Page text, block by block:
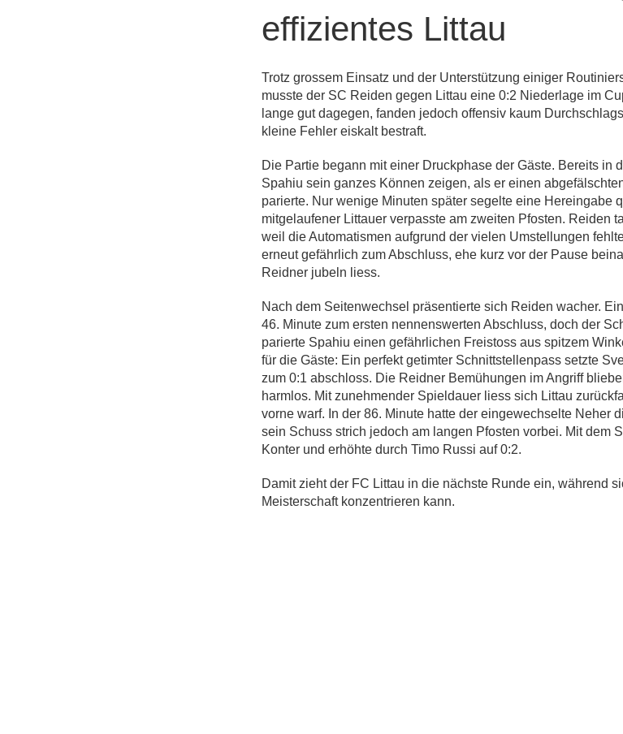
effizientes Littau
Trotz grossem Einsatz und der Unterstützung einiger
musste der SC Reiden gegen Littau eine 0:2 Niederlage im
lange gut dagegen, fanden jedoch offensiv kaum
kleine Fehler eiskalt bestraft.
Die Partie begann mit einer Druckphase der Gäste. Bereits in
Spahiu sein ganzes Können zeigen, als er einen
parierte. Nur wenige Minuten später segelte eine Hereingabe
mitgelaufener Littauer verpasste am zweiten Pfosten. Reiden
weil die Automatismen aufgrund der vielen Umstellungen
erneut gefährlich zum Abschluss, ehe kurz vor der Pause
Reidner jubeln liess.
Nach dem Seitenwechsel präsentierte sich Reiden wacher.
46. Minute zum ersten nennenswerten Abschluss, doch der
parierte Spahiu einen gefährlichen Freistoss aus spitzem
für die Gäste: Ein perfekt getimter Schnittstellenpass setzte
zum 0:1 abschloss. Die Reidner Bemühungen im Angriff
harmlos. Mit zunehmender Spieldauer liess sich Littau
vorne warf. In der 86. Minute hatte der eingewechselte Neher
sein Schuss strich jedoch am langen Pfosten vorbei. Mit dem
Konter und erhöhte durch Timo Russi auf 0:2.
Damit zieht der FC Littau in die nächste Runde ein, während
Meisterschaft konzentrieren kann.